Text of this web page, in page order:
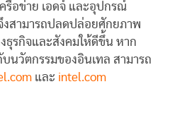
รือข่าย เอดจ์ และอุปกรณ์
งสามารถปลดปล่อยศักยภาพ
ธุรกิจและสังคมให้ดีขึ้น หาก
บนวัตกรรมของอินเทล สามารถ
และ intel.com